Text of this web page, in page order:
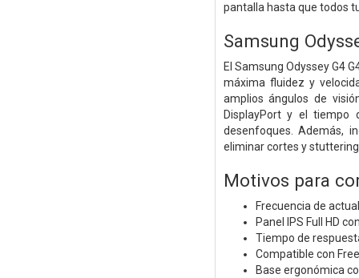
pantalla hasta que todos
Samsung
El Samsung Odyssey G4
máxima fluidez y
amplios ángulos de
DisplayPort y el tiempo
desenfoques. Además,
eliminar cortes y
Motivos para
Frecuencia de
Panel IPS Full HD
Tiempo de
Compatible con
Base ergonómica